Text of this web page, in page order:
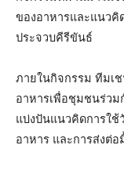
ของอาหารและแนวคิ
ประจวบคีรีขันธ์
ภายในกิจกรรม ทีมเ
อาหารเพื่อชุมชนร่ว
แบ่งปันแนวคิดการใ
อาหาร และการส่งต่